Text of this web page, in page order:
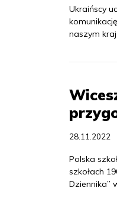
Ukraińscy
naszym
28.11.2022
Polska
szkołach
Dziennika”